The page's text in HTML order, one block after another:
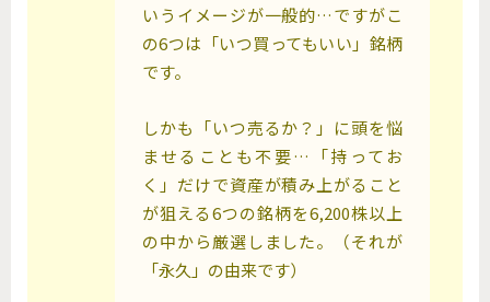
いうイメージが一般的…ですがこ
の6つは「いつ買ってもいい」銘柄
です。
しかも「いつ売るか？」に頭を悩
ませることも不要…「持ってお
く」だけで資産が積み上がること
が狙える6つの銘柄を6,200株以上
の中から厳選しました。（それが
「永久」の由来です）